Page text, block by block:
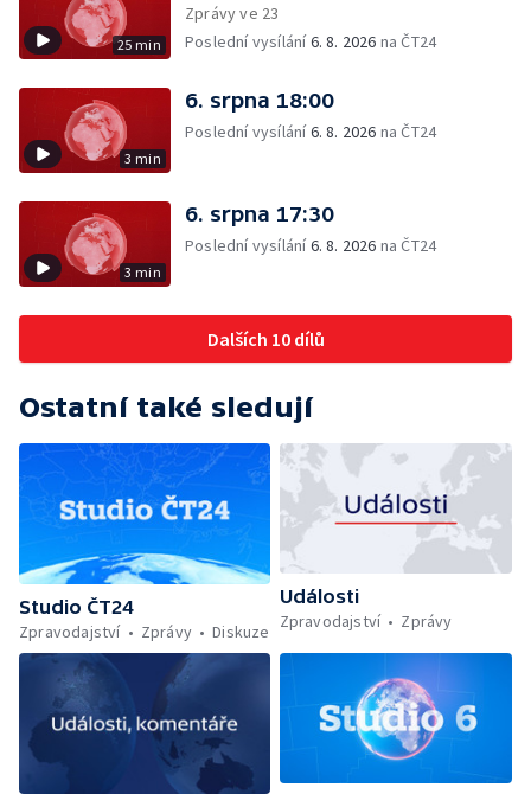
25 min
Zprávy ve 23
Poslední vysílání6. 8. 2026 na ČT24
3 min
6. srpna 18:00
Poslední vysílání6. 8. 2026 na ČT24
3 min
6. srpna 17:30
Poslední vysílání6. 8. 2026 na ČT24
Dalších 10 dílů
Ostatní také sledují
Studio ČT24
Zpravodajství
Zprávy Diskuze
Události
Zpravodajství
Zprávy